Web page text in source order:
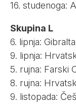
16. studenoga:
Skupina L
6. lipnja:
9. lipnja:
5. rujna: Farski
8. rujna:
9. listopada: